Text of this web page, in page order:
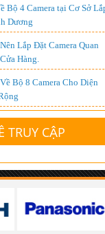
gì? Ưu điểm của camera
giá rẻ tphcm, lắp đặt
hình k+, Lắp đặt k+
tại công ty ValiExo
công ty S.G tại Bình
tại bình dương
Bình Dương
Bộ 4 Camera tại Cơ Sở
Dương
Lắp Đặt Camera Quan
Hàng.
Bộ 8 Camera Cho Diện
TRUY CẬP